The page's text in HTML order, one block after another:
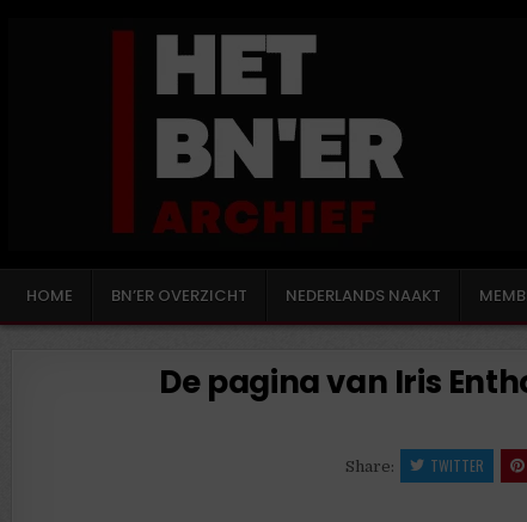
HOME BN’ER OVERZICHT NEDERLANDS NAAKT
De pagina van Iris
Share: TWITTER